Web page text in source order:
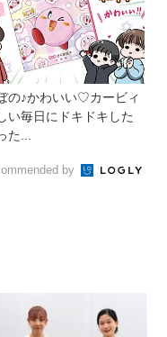
の♪かわいい♡カービィ
い毎日にドキドキした
た...
by